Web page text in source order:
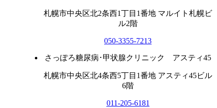
札幌市中央区北2条西1丁目1番地 マルイト札幌ビ
ル2階
050-3355-7213
さっぽろ糖尿病･甲状腺クリニック アスティ45
札幌市中央区北4条西5丁目1番地 アスティ45ビル
6階
011-205-6181